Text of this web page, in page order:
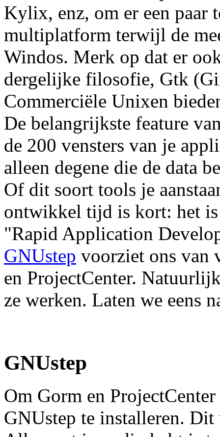
Kylix, enz, om er een paar
multiplatform terwijl de
Windos. Merk op dat er
dergelijke filosofie, Gtk
Commerciële Unixen
De belangrijkste feature
de 200 vensters van je
alleen degene die de data
Of dit soort tools je
ontwikkel tijd is kort: het is
"Rapid Application
GNUstep voorziet ons van
en ProjectCenter.
ze werken. Laten we eens
GNUstep
Om Gorm en
GNUstep te installeren.